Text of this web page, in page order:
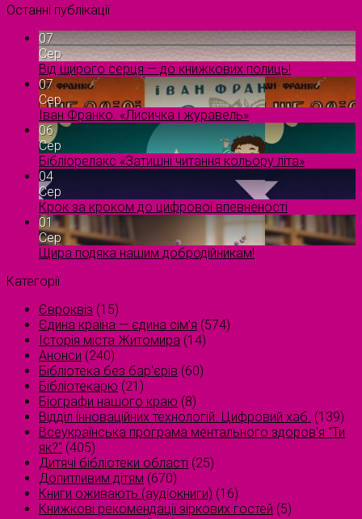
Останні публікації
07
Сер
Від щирого серця — до книжкових полиць!
07
Сер
Іван Франко. «Лисичка і журавель»
06
Сер
Бібліорелакс «Затишні читання кольору літа»
04
Сер
Крок за кроком до цифрової впевненості
01
Сер
Щира подяка нашим добродійникам!
Категорії
Євроквіз (15)
Єдина країна — єдина сім’я (574)
Історія міста Житомира (14)
Анонси (240)
Бібліотека без бар'єрів (60)
Бібліотекарю (21)
Біографи нашого краю (8)
Відділ інноваційних технологій. Цифровий хаб. (139)
Всеукраїнська програма ментального здоров'я "Ти
як?" (405)
Дитячі бібліотеки області (25)
Допитливим дітям (670)
Книги оживають (аудіокниги) (16)
Книжкові рекомендації зіркових гостей (5)